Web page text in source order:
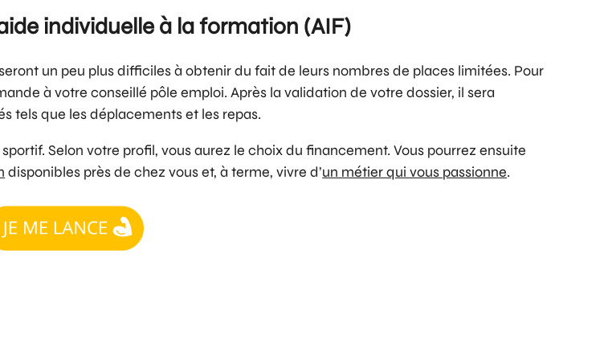
individuelle à la formation (AIF)
un peu plus difficiles à obtenir du fait de leurs nombres de places limitées. Pour
à votre conseillé pôle emploi. Après la validation de votre dossier, il sera
tels que les déplacements et les repas.
Selon votre profil, vous aurez le choix du financement. Vous pourrez ensuite
disponibles près de chez vous et, à terme, vivre d’un métier qui vous passionne.